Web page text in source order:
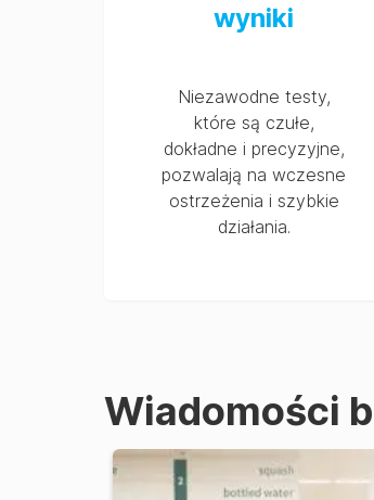
wyniki
Niezawodne testy,
które są czułe,
dokładne i precyzyjne,
pozwalają na wczesne
ostrzeżenia i szybkie
działania.
Wiadomości